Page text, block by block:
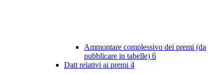
Ammontare complessivo dei premi (da
pubblicare in tabelle) 6
Dati relativi ai premi 4